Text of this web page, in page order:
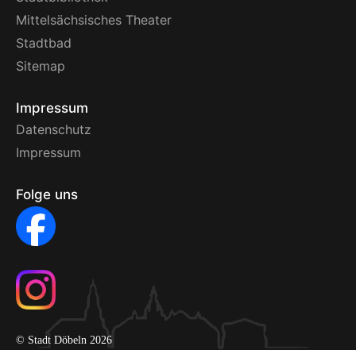
Mittelsächsisches Theater
Stadtbad
Sitemap
Impressum
Datenschutz
Impressum
Folge uns
© Stadt Döbeln 2026